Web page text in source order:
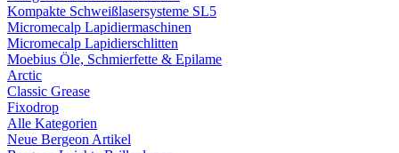
Kompakte Schweißlasersysteme SL5
Micromecalp Lapidiermaschinen
Micromecalp Lapidierschlitten
Moebius Öle, Schmierfette & Epilame
Arctic
Classic Grease
Fixodrop
Alle Kategorien
Neue Bergeon Artikel